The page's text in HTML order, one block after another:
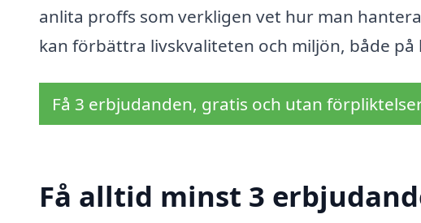
anlita proffs som verkligen vet hur man
kan förbättra livskvaliteten och miljön, både på
Få 3 erbjudanden, gratis och utan
Få alltid minst 3